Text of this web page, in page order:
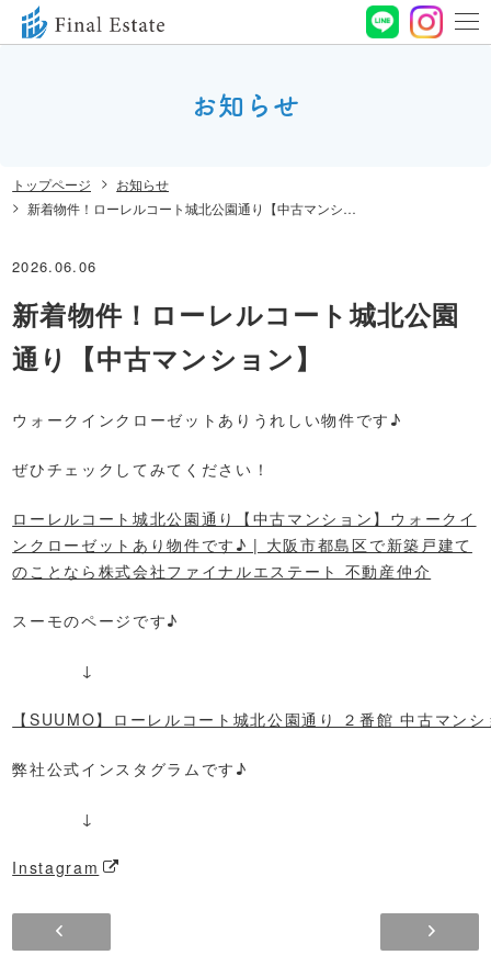
19:00 定休⽇ ⽔曜⽇
お問い合わせ
お知らせ
トップページ
お知らせ
新着物件！ローレルコート城北公園通り【中古マンション】
2026.06.06
新着物件！ローレルコート城北公園
通り【中古マンション】
ウォークインクローゼットありうれしい物件です♪
ぜひチェックしてみてください！
ローレルコート城北公園通り【中古マンション】ウォークイ
ンクローゼットあり物件です♪ | 大阪市都島区で新築戸建て
のことなら株式会社ファイナルエステート 不動産仲介
スーモのページです♪
↓
【SUUMO】ローレルコート城北公園通り ２番館 中古マン
弊社公式インスタグラムです♪
↓
Instagram
新着物件！メロディーハイム鶴見パークオアシス